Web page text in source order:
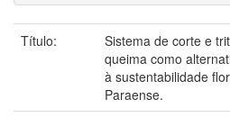
Título:
Sistema de corte e
queima como
à sustentabilidade
Paraense.